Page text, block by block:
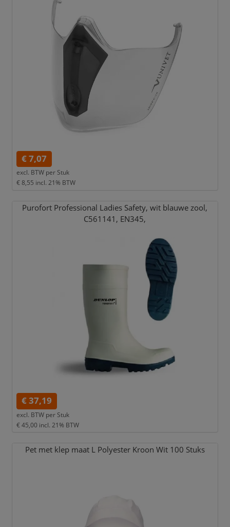
€ 7,07
excl. BTW per Stuk
€ 8,55 incl. 21% BTW
Purofort Professional Ladies Safety, wit blauwe zool,
C561141, EN345,
€ 37,19
excl. BTW per Stuk
€ 45,00 incl. 21% BTW
Pet met klep maat L Polyester Kroon Wit 100 Stuks